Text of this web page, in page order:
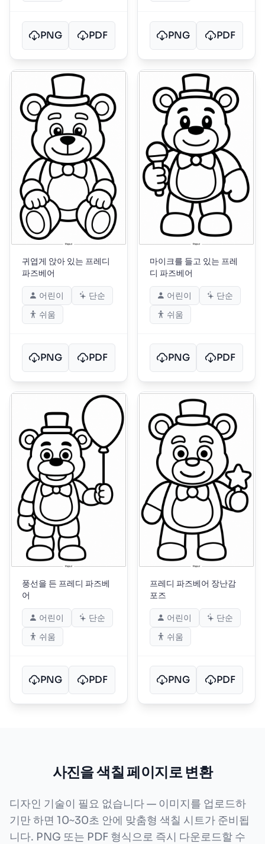
PNG PDF PNG PDF
귀엽게 앉아 있는 프레디
파즈베어
어린이
단순
쉬움
PNG PDF
마이크를 들고 있는 프레
디 파즈베어
어린이
단순
쉬움
PNG PDF
풍선을 든 프레디 파즈베
어
어린이
단순
쉬움
PNG PDF
프레디 파즈베어 장난감
포즈
어린이
단순
쉬움
PNG PDF
사진을 색칠 페이지로 변환
디자인 기술이 필요 없습니다 — 이미지를 업로드하
기만 하면 10~30초 안에 맞춤형 색칠 시트가 준비됩
니다. PNG 또는 PDF 형식으로 즉시 다운로드할 수